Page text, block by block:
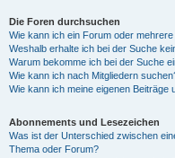
Die Foren durchsuchen
Wie kann ich ein Forum oder
Weshalb erhalte ich bei der Suche
Warum bekomme ich bei der Suche
Wie kann ich nach Mitgliedern
Wie kann ich meine eigenen Beiträge
Abonnements und Lesezeichen
Was ist der Unterschied zwischen
Thema oder Forum?